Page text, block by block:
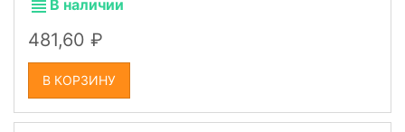
В наличии
481,60
В КОРЗИНУ